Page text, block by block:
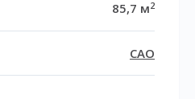
85,7 м2
САО